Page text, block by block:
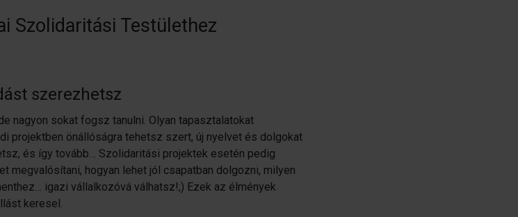
Szolidaritási Testülethez
szerezhetsz
nagyon sokat fogsz tanulni. Olyan tapasztalatokat
projektben önállóságra tehetsz szert, új nyelvet és dolgokat
és így tovább… Szolidaritási projektek esetén pedig
megvalósítani, hogyan lehet jól csapatban dolgozni, milyen
igazi vállalkozóvá válhatsz!;) Ezek az élmények
keresel.